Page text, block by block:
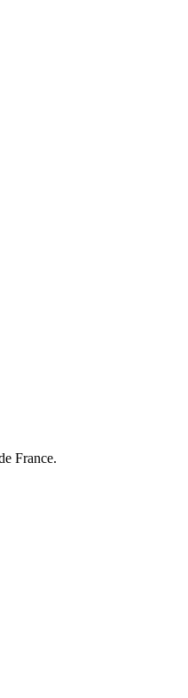
France.